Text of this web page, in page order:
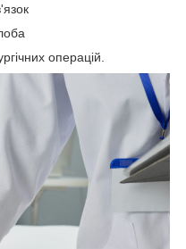
операцій.